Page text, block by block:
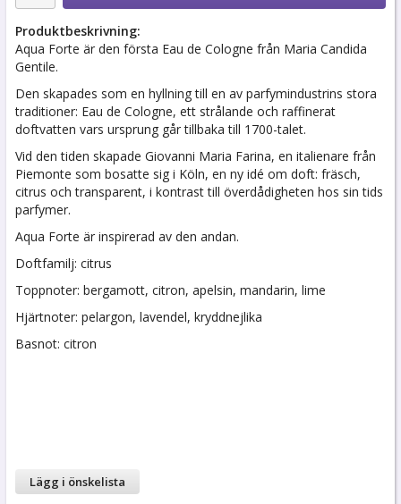
Produktbeskrivning:
Aqua Forte är den första Eau de Cologne från Maria Candida
Gentile.
Den skapades som en hyllning till en av parfymindustrins stora
traditioner: Eau de Cologne, ett strålande och raffinerat
doftvatten vars ursprung går tillbaka till 1700-talet.
Vid den tiden skapade Giovanni Maria Farina, en italienare från
Piemonte som bosatte sig i Köln, en ny idé om doft: fräsch,
citrus och transparent, i kontrast till överdådigheten hos sin tids
parfymer.
Aqua Forte är inspirerad av den andan.
Doftfamilj: citrus
Toppnoter: bergamott, citron, apelsin, mandarin, lime
Hjärtnoter: pelargon, lavendel, kryddnejlika
Basnot: citron
Lägg i önskelista